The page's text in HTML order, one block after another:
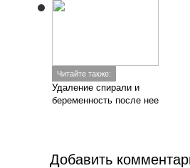
Читайте также:
Удаление спирали и
беременность после нее
Добавить